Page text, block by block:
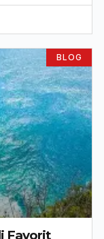
BLOG
Favorit